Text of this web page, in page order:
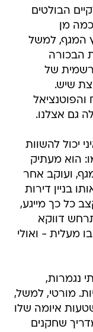
הבולטים
מן
המגף, למשל
הבכורה
של
שיש.
גם אצלנו.
יכול להשוות
הוא מעתיק
ועוקב אחר
בניין דירות
כל כך מייגע,
דווקא
מעלית - ואולי
נגמרות,
מורטי, למשל,
איומה שלו
שחקנים